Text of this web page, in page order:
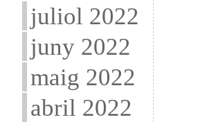
juliol 2022
juny 2022
maig 2022
abril 2022